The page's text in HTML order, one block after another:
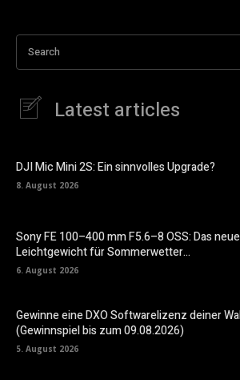
Search
Latest articles
DJI Mic Mini 2S: Ein sinnvolles Upgrade?
8. August 2026
Sony FE 100–400 mm F5.6–8 OSS: Das
Leichtgewicht für Sommerwetter…
6. August 2026
Gewinne eine DXO Softwarelizenz deiner
(Gewinnspiel bis zum 09.08.2026)
5. August 2026